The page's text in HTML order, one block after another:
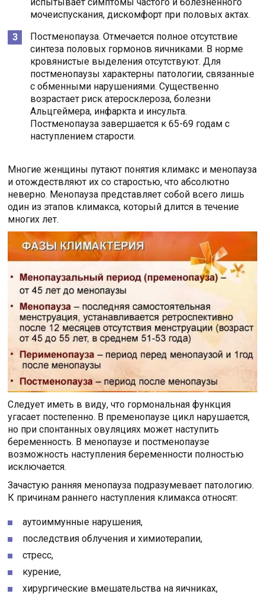
мочеиспускания, дискомфорт при половых актах.
Постменопауза. Отмечается полное отсутствие
синтеза половых гормонов яичниками. В норме
кровянистые выделения отсутствуют. Для
постменопаузы характерны патологии, связанные
с обменными нарушениями. Существенно
возрастает риск атеросклероза, болезни
Альцгеймера, инфаркта и инсульта.
Постменопауза завершается к 65-69 годам с
наступлением старости.
Многие женщины путают понятия климакс и менопауза
и отождествляют их со старостью, что абсолютно
неверно. Менопауза представляет собой всего лишь
один из этапов климакса, который длится в течение
многих лет.
Следует иметь в виду, что гормональная функция
угасает постепенно. В пременопаузе цикл нарушается,
но при спонтанных овуляциях может наступить
беременность. В менопаузе и постменопаузе
возможность наступления беременности полностью
исключается.
Зачастую ранняя менопауза подразумевает патологию.
К причинам раннего наступления климакса относят:
аутоиммунные нарушения,
последствия облучения и химиотерапии,
стресс,
курение,
хирургические вмешательства на яичниках,